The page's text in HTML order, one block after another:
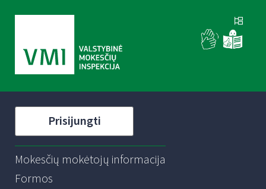
Prisijungti
Mokesčių mokėtojų informacija
Formos